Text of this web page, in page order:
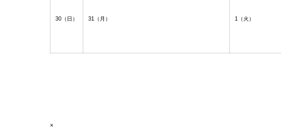
30（日） 31（月） 1（火）
×